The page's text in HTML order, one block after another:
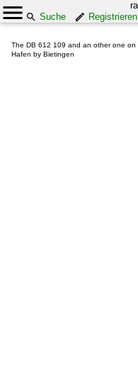
Suche
Registrieren
The DB 612 109 and an other one on
Hafen by Bietingen